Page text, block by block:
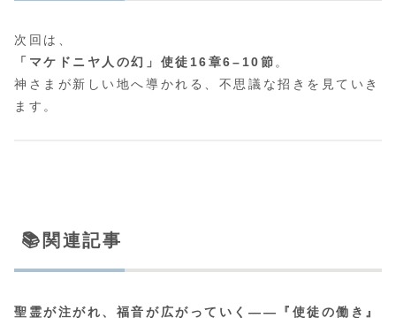
次回は、
「マケドニヤ人の幻」使徒16章6–10節 。
神さまが新しい地へ導かれる、不思議な招きを見ていき
ます。
📚関連記事
聖霊が注がれ、福音が広がっていく――『使徒の働き』